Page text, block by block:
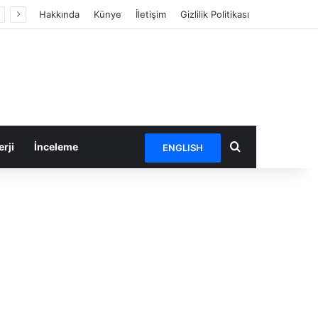
Hakkında Künye İletişim Gizlilik Politikası
İnceleme ENGLISH Arama yap ...